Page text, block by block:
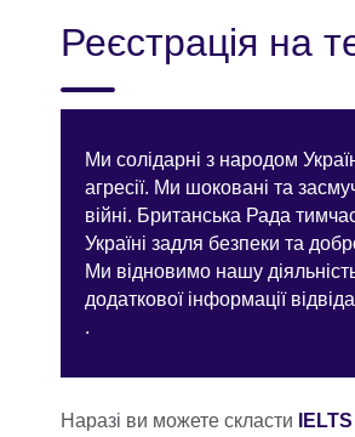
Реєстрація на
Ми солідарні з народом
агресії. Ми шоковані та
війні. Британська Рада
Україні задля безпеки та
Ми відновимо нашу
додаткової інформації
.
Наразі ви можете скласти